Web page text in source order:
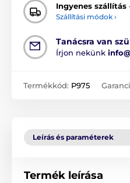
Ingyenes szállítás
Szállítási módok ›
Tanácsra van
Írjon nekünk
Termékkód: P975
Leírás és paraméterek
Termék leírása